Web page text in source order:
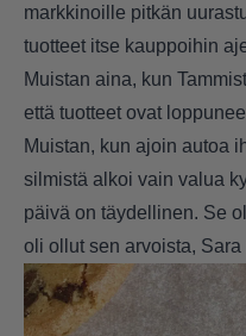
markkinoille pitkän
tuotteet itse kauppoihin
Muistan aina, kun
että tuotteet ovat
Muistan, kun ajoin autoa
silmistä alkoi vain valua
päivä on täydellinen. Se
oli ollut sen arvoista, Sara